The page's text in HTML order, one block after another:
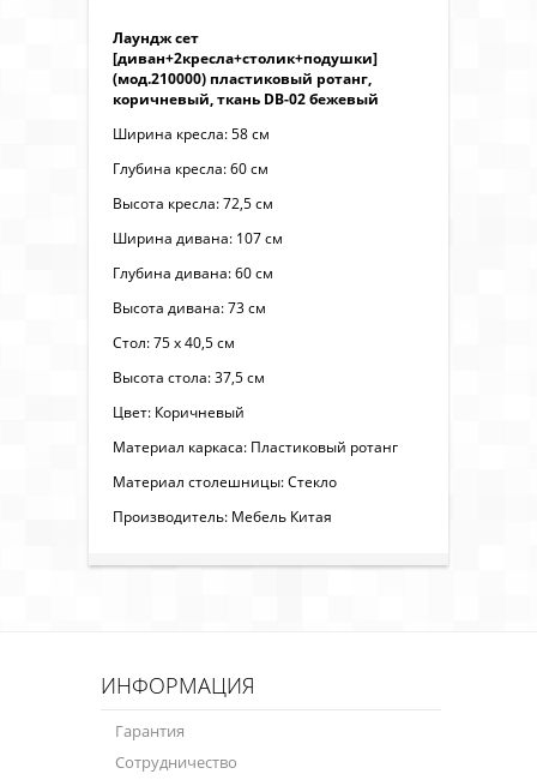
Лаундж сет
[диван+2кресла+столик+подушки]
(мод.210000) пластиковый ротанг,
коричневый, ткань DB-02 бежевый
Ширина кресла: 58 см
Глубина кресла: 60 см
Высота кресла: 72,5 см
Ширина дивана: 107 см
Глубина дивана: 60 см
Высота дивана: 73 см
Стол: 75 х 40,5 см
Высота стола: 37,5 см
Цвет: Коричневый
Материал каркаса: Пластиковый ротанг
Материал столешницы: Стекло
Производитель: Мебель Китая
ИНФОРМАЦИЯ
Гарантия
Сотрудничество